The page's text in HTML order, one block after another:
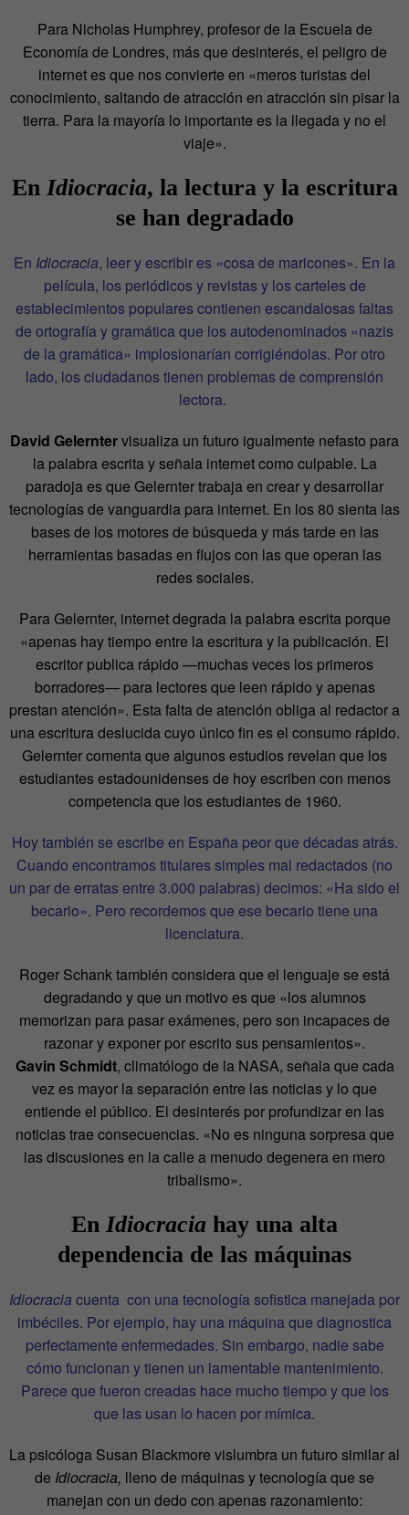
Para Nicholas Humphrey, profesor de la Escuela de
Economía de Londres, más que desinterés, el peligro de
internet es que nos convierte en «meros turistas del
conocimiento, saltando de atracción en atracción sin pisar la
tierra. Para la mayoría lo importante es la llegada y no el
viaje».
En Idiocracia, la lectura y la escritura
se han degradado
En Idiocracia, leer y escribir es «cosa de maricones». En la
película, los periódicos y revistas y los carteles de
establecimientos populares contienen escandalosas faltas
de ortografía y gramática que los autodenominados «nazis
de la gramática» implosionarían corrigiéndolas. Por otro
lado, los ciudadanos tienen problemas de comprensión
lectora.
David Gelerntervisualiza un futuro igualmente nefasto para
la palabra escrita y señala internet como culpable. La
paradoja es que Gelernter trabaja en crear y desarrollar
tecnologías de vanguardia para internet. En los 80 sienta las
bases de los motores de búsqueda y más tarde en las
herramientas basadas en flujos con las que operan las
redes sociales.
Para Gelernter, internet degrada la palabra escrita porque
«apenas hay tiempo entre la escritura y la publicación. El
escritor publica rápido —muchas veces los primeros
borradores— para lectores que leen rápido y apenas
prestan atención». Esta falta de atención obliga al redactor a
una escritura deslucida cuyo único fin es el consumo rápido.
Gelernter comenta que algunos estudios revelan que los
estudiantes estadounidenses de hoy escriben con menos
competencia que los estudiantes de 1960.
Hoy también se escribe en España peor que décadas atrás.
Cuando encontramos titulares simples mal redactados (no
un par de erratas entre 3.000 palabras) decimos: «Ha sido el
becario». Pero recordemos que ese becario tiene una
licenciatura.
Roger Schank también considera que el lenguaje se está
degradando y que un motivo es que «los alumnos
memorizan para pasar exámenes, pero son incapaces de
razonar y exponer por escrito sus pensamientos».
Gavin Schmidt, climatólogo de la NASA, señala que cada
vez es mayor la separación entre las noticias y lo que
entiende el público. El desinterés por profundizar en las
noticias trae consecuencias. «No es ninguna sorpresa que
las discusiones en la calle a menudo degenera en mero
tribalismo».
En Idiocracia hay una alta
dependencia de las máquinas
Idiocracia cuenta con una tecnología sofistica manejada por
imbéciles. Por ejemplo, hay una máquina que diagnostica
perfectamente enfermedades. Sin embargo, nadie sabe
cómo funcionan y tienen un lamentable mantenimiento.
Parece que fueron creadas hace mucho tiempo y que los
que las usan lo hacen por mímica.
La psicóloga Susan Blackmore vislumbra un futuro similar al
de Idiocracia, lleno de máquinas y tecnología que se
manejan con un dedo con apenas razonamiento: